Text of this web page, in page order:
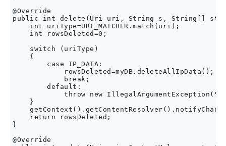
@Override
public int delete(Uri uri, String s, String[]
    int uriType=URI_MATCHER.match(uri);
    int rowsDeleted=0;
    switch (uriType)
    {
        case IP_DATA:
            rowsDeleted=myDB.deleteAllIpData();
            break;
        default:
throw new
    }
    return rowsDeleted;
}
@Override